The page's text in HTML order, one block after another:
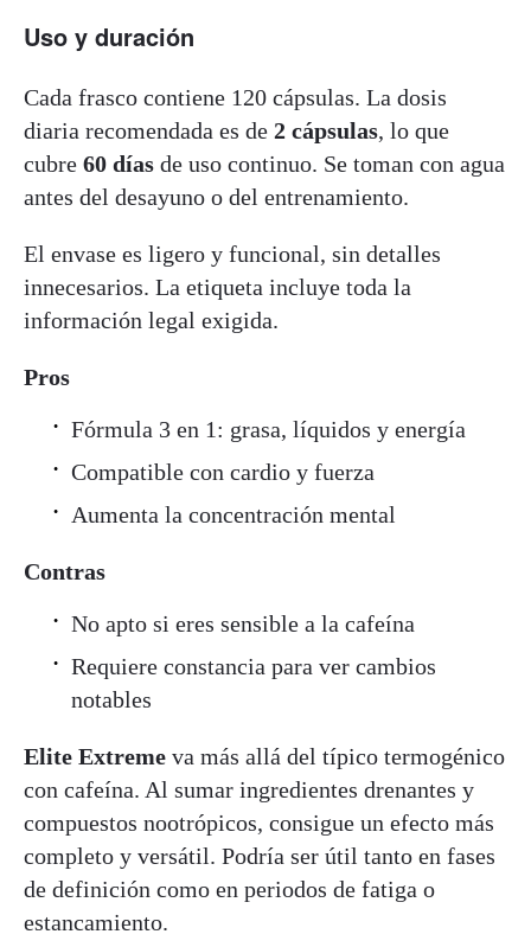
Uso y duración
Cada frasco contiene 120 cápsulas. La dosis
diaria recomendada es de 2 cápsulas, lo que
cubre 60 días de uso continuo. Se toman con agua
antes del desayuno o del entrenamiento.
El envase es ligero y funcional, sin detalles
innecesarios. La etiqueta incluye toda la
información legal exigida.
Pros
Fórmula 3 en 1: grasa, líquidos y energía
Compatible con cardio y fuerza
Aumenta la concentración mental
Contras
No apto si eres sensible a la cafeína
Requiere constancia para ver cambios
notables
Elite Extreme va más allá del típico termogénico
con cafeína. Al sumar ingredientes drenantes y
compuestos nootrópicos, consigue un efecto más
completo y versátil. Podría ser útil tanto en fases
de definición como en periodos de fatiga o
estancamiento.